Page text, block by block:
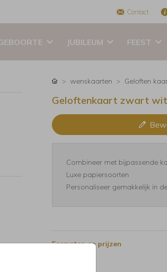
Contact
JUBILEUM FEEST
wenskaarten Geloften
Geloftenkaart zwart wit
Combineer met bijpassende
Luxe papiersoorten
Personaliseer gemakkelijk in
Formaten en prijzen